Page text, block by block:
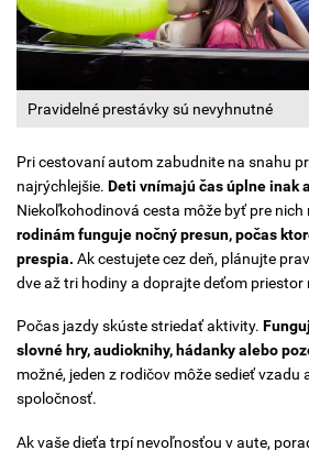
Pravidelné prestávky sú nevyhnutné
Pri cestovaní autom zabudnite na snahu
najrýchlejšie. Deti vnímajú čas úplne inak
Niekoľkohodinová cesta môže byť pre nich
rodinám funguje nočný presun, počas
prespia. Ak cestujete cez deň, plánujte
dve až tri hodiny a doprajte deťom priestor
Počas jazdy skúste striedať aktivity.
slovné hry, audioknihy, hádanky alebo
možné, jeden z rodičov môže sedieť vzadu
spoločnosť.
Ak vaše dieťa trpí nevoľnosťou v aute,